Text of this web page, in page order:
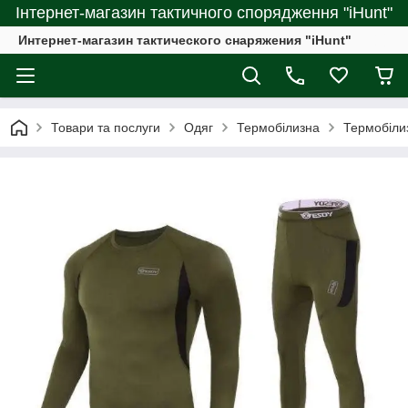
Інтернет-магазин тактичного спорядження "iHunt"
Интернет-магазин тактического снаряжения "iHunt"
Товари та послуги Одяг Термобілизна